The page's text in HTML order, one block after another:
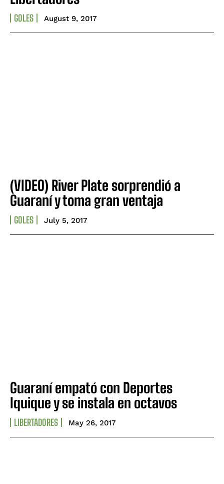
GOLES August 9, 2017
(VIDEO) River Plate sorprendió a
Guaraní y toma gran ventaja
GOLES July 5, 2017
Guaraní empató con Deportes
Iquique y se instala en octavos
LIBERTADORES May 26, 2017